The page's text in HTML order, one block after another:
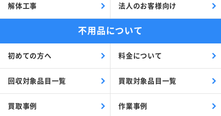
解体工事 法人のお客様向け
不用品について
初めての方へ 料金について
回収対象品目一覧 買取対象品目一覧
買取事例 作業事例